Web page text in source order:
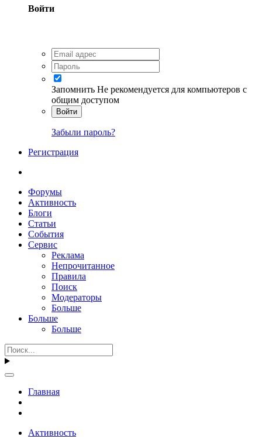
Войти
Запомнить Не рекомендуется для компьютеров с
общим доступом
Войти
Забыли пароль?
Регистрация
Форумы
Активность
Блоги
Статьи
События
Сервис
Реклама
Непрочитанное
Правила
Поиск
Модераторы
Больше
Больше
Больше
Главная
Активность